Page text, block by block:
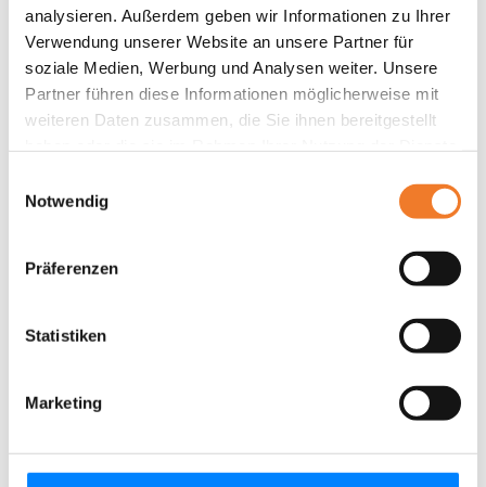
analysieren. Außerdem geben wir Informationen zu Ihrer
Verwendung unserer Website an unsere Partner für
soziale Medien, Werbung und Analysen weiter. Unsere
Partner führen diese Informationen möglicherweise mit
weiteren Daten zusammen, die Sie ihnen bereitgestellt
Notwendig
Präferenzen
Statistiken
Marketing